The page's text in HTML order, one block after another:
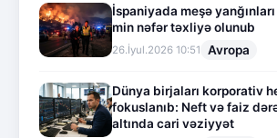
İspaniyada meşə
min nəfər təxliyə olunub
26.İyul.2026 10:51 Avropa
Dünya birjaları korporativ
fokuslanıb: Neft və faiz
altında cari vəziyyət